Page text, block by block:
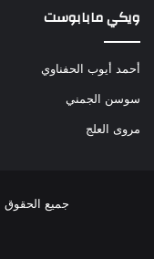
ويكي مابابوست
أحمد أيوب الحفناوي
سوسن الجمني
مروى العلج
جميع الحقوق